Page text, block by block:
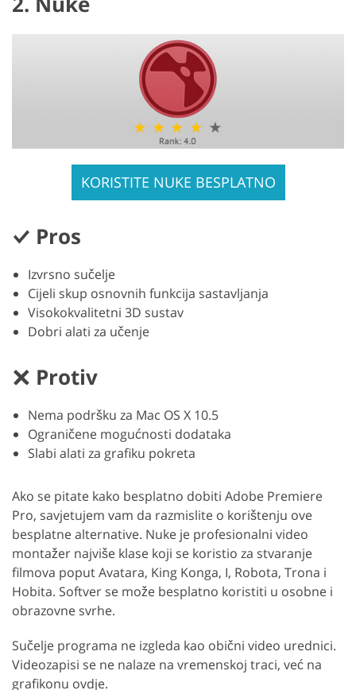
KORISTITE NUKE BESPLATNO
Pros
Izvrsno sučelje
Cijeli skup osnovnih funkcija sastavljanja
Visokokvalitetni 3D sustav
Dobri alati za učenje
Protiv
Nema podršku za Mac OS X 10.5
Ograničene mogućnosti dodataka
Slabi alati za grafiku pokreta
Ako se pitate kako besplatno dobiti Adobe Premiere
Pro, savjetujem vam da razmislite o korištenju ove
besplatne alternative. Nuke je profesionalni video
montažer najviše klase koji se koristio za stvaranje
filmova poput Avatara, King Konga, I, Robota, Trona i
Hobita. Softver se može besplatno koristiti u osobne i
obrazovne svrhe.
Sučelje programa ne izgleda kao obični video urednici.
Videozapisi se ne nalaze na vremenskoj traci, već na
grafikonu ovdje.